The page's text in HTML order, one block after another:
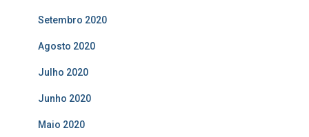
Setembro 2020
Agosto 2020
Julho 2020
Junho 2020
Maio 2020